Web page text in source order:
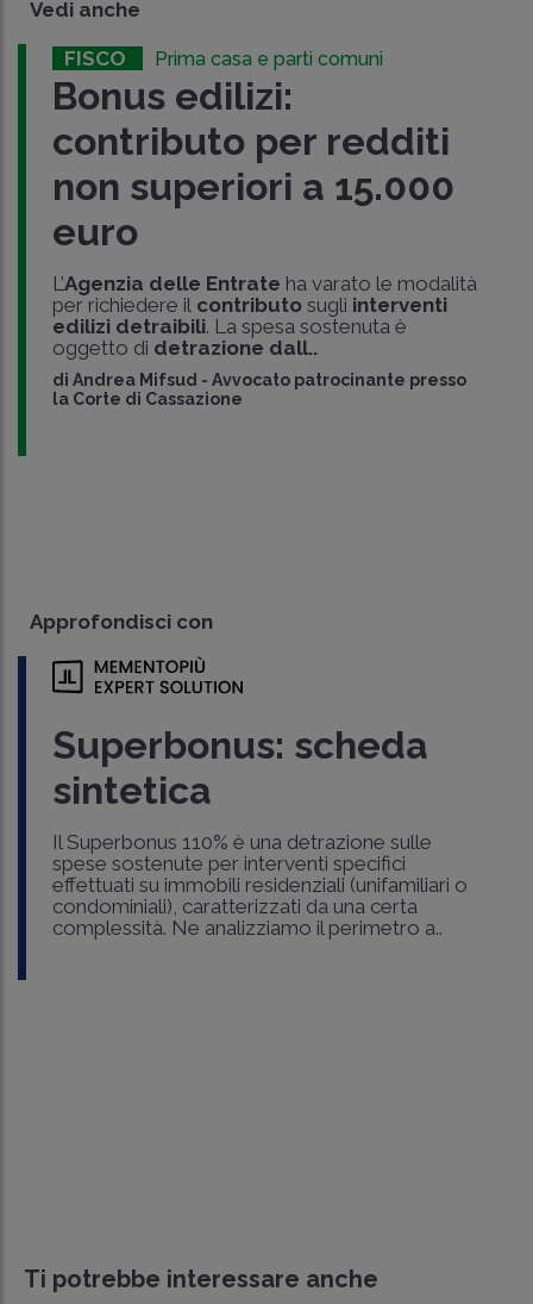
Vedi anche
FISCO Prima casa e parti comuni
Bonus edilizi:
contributo per redditi
non superiori a 15.000
euro
L’Agenzia delle Entrate ha varato le modalità
per richiedere ilcontributosugli interventi
edilizi detraibili. La spesa sostenuta è
oggetto di detrazione dall..
di Andrea Mifsud - Avvocato patrocinante presso
la Corte di Cassazione
Approfondisci con
Superbonus: scheda
sintetica
Il Superbonus 110% è una detrazione sulle
spese sostenute per interventi specifici
effettuati su immobili residenziali (unifamiliari o
condominiali), caratterizzati da una certa
complessità. Ne analizziamo il perimetro a..
Ti potrebbe interessare anche